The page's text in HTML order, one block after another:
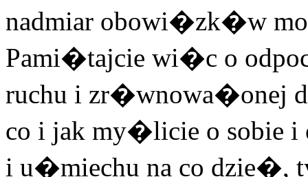
nadmiar obowi�zk�w
Pami�tajcie wi�c o
ruchu i zr�wnowa�onej
co i jak my�licie o sobie
i u�miechu na co dzie�,